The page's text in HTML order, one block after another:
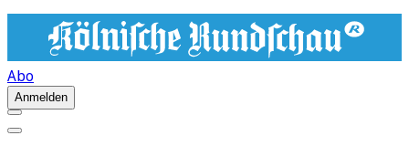
Abo
Anmelden